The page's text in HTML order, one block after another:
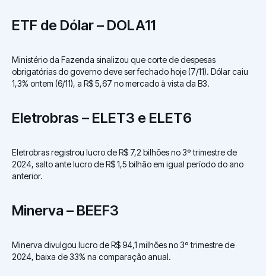
ETF de Dólar – DOLA11
Ministério da Fazenda sinalizou que corte de despesas
obrigatórias do governo deve ser fechado hoje (7/11). Dólar caiu
1,3% ontem (6/11), a R$ 5,67 no mercado à vista da B3.
Eletrobras – ELET3 e ELET6
Eletrobras registrou lucro de R$ 7,2 bilhões no 3º trimestre de
2024, salto ante lucro de R$ 1,5 bilhão em igual período do ano
anterior.
Minerva – BEEF3
Minerva divulgou lucro de R$ 94,1 milhões no 3º trimestre de
2024, baixa de 33% na comparação anual.